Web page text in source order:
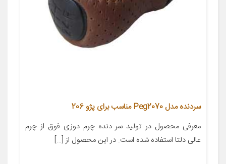
سردنده مدل Peg2070 مناسب برای پژو 206
معرفی محصول در تولید سر دنده چرم دوزی فوق از چرم
عالی دلتا استفاده شده است. در این محصول از […]